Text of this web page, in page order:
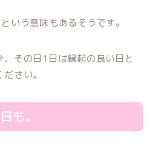
という意味もあるそうです。
その日1日は縁起の良い日と
さい。
も。